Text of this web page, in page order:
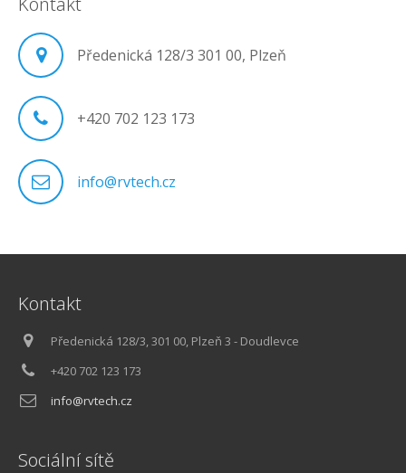
Předenická 128/3 301 00, Plzeň
+420 702 123 173
info@rvtech.cz
Kontakt
Předenická 128/3, 301 00, Plzeň 3 - Doudlevce
+420 702 123 173
info@rvtech.cz
Sociální sítě